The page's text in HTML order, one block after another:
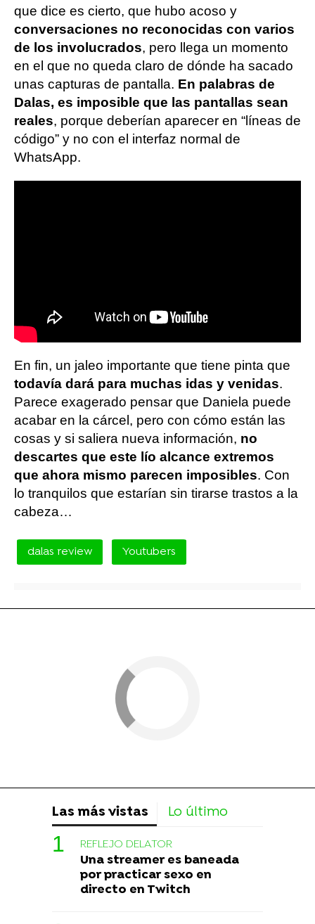
que dice es cierto, que hubo acoso y
conversaciones no reconocidas con varios
de los involucrados, pero llega un momento
en el que no queda claro de dónde ha sacado
unas capturas de pantalla. En palabras de
Dalas, es imposible que las pantallas sean
reales, porque deberían aparecer en “líneas de
código” y no con el interfaz normal de
WhatsApp.
En fin, un jaleo importante que tiene pinta que
todavía dará para muchas idas y venidas.
Parece exagerado pensar que Daniela puede
acabar en la cárcel, pero con cómo están las
cosas y si saliera nueva información, no
descartes que este lío alcance extremos
que ahora mismo parecen imposibles. Con
lo tranquilos que estarían sin tirarse trastos a la
cabeza…
dalas review Youtubers
Las más vistas Lo último
REFLEJO DELATOR
Una streamer es baneada
por practicar sexo en
directo en Twitch